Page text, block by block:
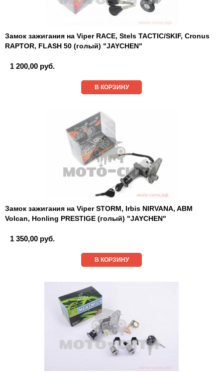
Замок зажигания на Viper RACE, Stels TACTIC/SKIF, Cronus
RAPTOR, FLASH 50 (голый) "JAYCHEN"
1 200,00 руб.
В КОРЗИНУ
Замок зажигания на Viper STORM, Irbis NIRVANA, ABM
Volcan, Honling PRESTIGE (голый) "JAYCHEN"
1 350,00 руб.
В КОРЗИНУ